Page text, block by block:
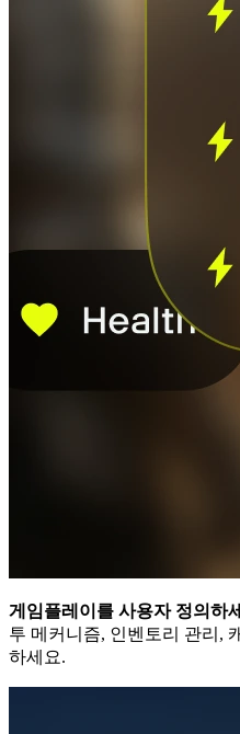
게임플레이를 사용자 정의하
투 메커니즘, 인벤토리 관리,
하세요.